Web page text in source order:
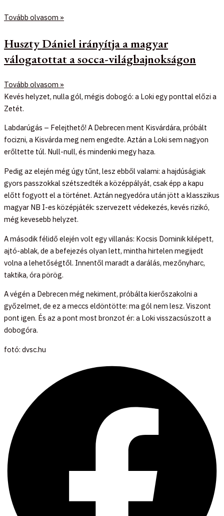
Tovább olvasom »
Huszty Dániel irányítja a magyar
válogatottat a socca-világbajnokságon
Tovább olvasom »
Kevés helyzet, nulla gól, mégis dobogó: a Loki egy ponttal előzi a
Zetét.
Labdarúgás – Felejthető! A Debrecen ment Kisvárdára, próbált
focizni, a Kisvárda meg nem engedte. Aztán a Loki sem nagyon
erőltette túl. Null-null, és mindenki megy haza.
Pedig az elején még úgy tűnt, lesz ebből valami: a hajdúságiak
gyors passzokkal szétszedték a középpályát, csak épp a kapu
előtt fogyott el a történet. Aztán negyedóra után jött a klasszikus
magyar NB I-es középjáték: szervezett védekezés, kevés rizikó,
még kevesebb helyzet.
A második félidő elején volt egy villanás: Kocsis Dominik kilépett,
ajtó-ablak, de a befejezés olyan lett, mintha hirtelen megijedt
volna a lehetőségtől. Innentől maradt a darálás, mezőnyharc,
taktika, óra pörög.
A végén a Debrecen még nekiment, próbálta kierőszakolni a
győzelmet, de ez a meccs eldöntötte: ma gól nem lesz. Viszont
pont igen. És az a pont most bronzot ér: a Loki visszacsúszott a
dobogóra.
fotó: dvsc.hu